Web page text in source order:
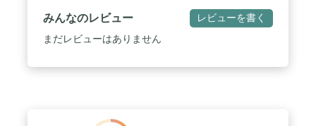
みんなのレビュー レビューを書く
まだレビューはありません